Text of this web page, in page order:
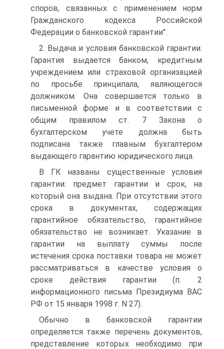
споров, связанных с применением норм
Гражданского кодекса Российской
Федерации о банковской гарантии".
2. Выдача и условия банковской гарантии.
Гарантия выдается банком, кредитным
учреждением или страховой организацией
по просьбе принципала, являющегося
должником. Она совершается только в
письменной форме и в соответствии с
общим правилом ст. 7 Закона о
бухгалтерском учете должна быть
подписана также главным бухгалтером
выдающего гарантию юридического лица.
В ГК названы существенные условия
гарантии: предмет гарантии и срок, на
который она выдана. При отсутствии этого
срока в документах, содержащих
гарантийное обязательство, гарантийное
обязательство не возникает. Указание в
гарантии на выплату суммы после
истечения срока поставки товара не может
рассматриваться в качестве условия о
сроке действия гарантии (п. 2
информационного письма Президиума ВАС
РФ от 15 января 1998 г. N 27).
Обычно в банковской гарантии
определяется также перечень документов,
представление которых необходимо при